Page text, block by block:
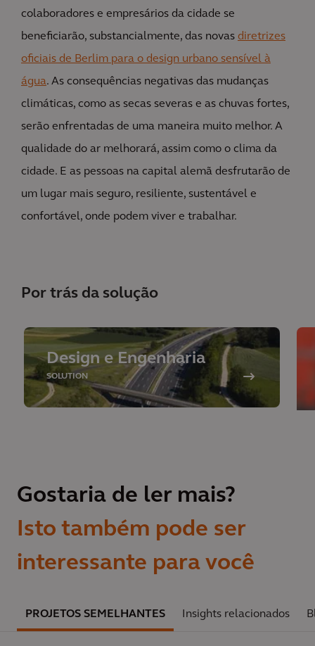
colaboradores e empresários da cidade se
beneficiarão, substancialmente, das novas diretrizes
oficiais de Berlim para o design urbano sensível à
água. As consequências negativas das mudanças
climáticas, como as secas severas e as chuvas fortes,
serão enfrentadas de uma maneira muito melhor. A
qualidade do ar melhorará, assim como o clima da
cidade. E as pessoas na capital alemã desfrutarão de
um lugar mais seguro, resiliente, sustentável e
confortável, onde podem viver e trabalhar.
Por trás da solução
Design e Engenharia
SOLUTION
Gostaria de ler mais?
Isto também pode ser
interessante para você
PROJETOS SEMELHANTES Insights relacionados